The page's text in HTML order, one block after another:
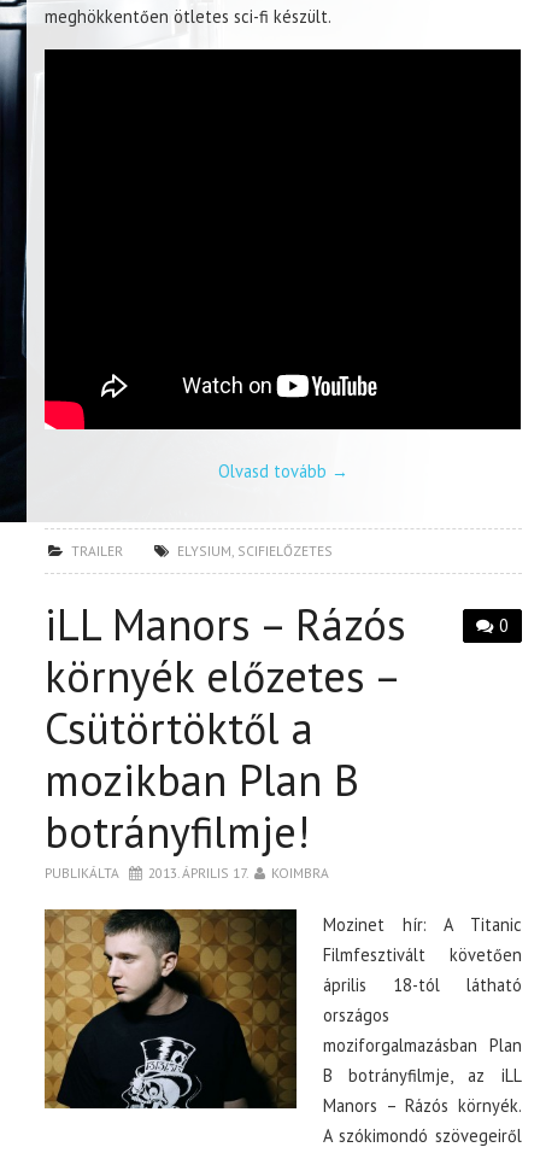
meghökkentően ötletes sci-fi készült.
Olvasd tovább →
TRAILER ELYSIUM, SCIFIELŐZETES
0
iLL Manors – Rázós
környék előzetes –
Csütörtöktől a
mozikban Plan B
botrányfilmje!
PUBLIKÁLTA 2013. ÁPRILIS 17. KOIMBRA
Mozinet hír: A Titanic
Filmfesztivált követően
április 18-tól látható
országos
moziforgalmazásban Plan
B botrányfilmje, az iLL
Manors – Rázós környék.
A szókimondó szövegeiről